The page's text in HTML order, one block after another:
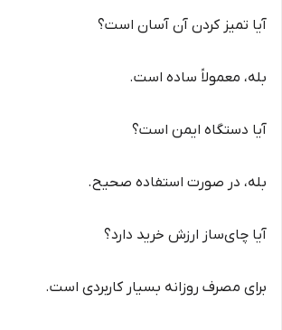
آیا تمیز کردن آن آسان است؟
بله، معمولاً ساده است.
آیا دستگاه ایمن است؟
بله، در صورت استفاده صحیح.
آیا چای‌ساز ارزش خرید دارد؟
برای مصرف روزانه بسیار کاربردی است.